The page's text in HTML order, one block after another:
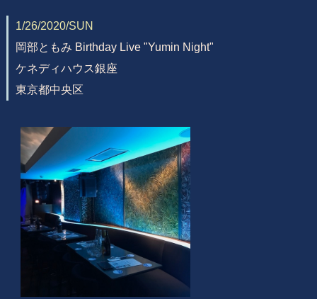
1/26/2020/SUN
岡部ともみ Birthday Live "Yumin Night"
ケネディハウス銀座
東京都中央区